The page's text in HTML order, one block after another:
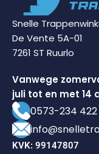
Snelle
De Vente 5A-01
7261 ST Ruurlo
Vanwege
juli tot en met 14
0573-234 422
KVK: 99147807